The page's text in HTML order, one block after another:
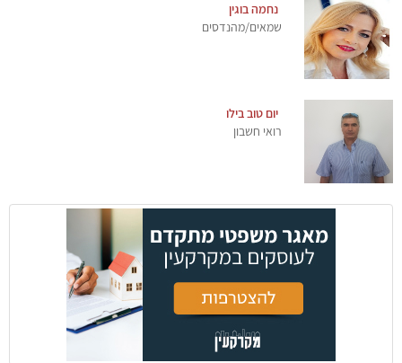
נחמה בוגין
שמאים/מהנדסים
יום טוב בילו
רואי חשבון